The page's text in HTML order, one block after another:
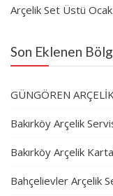
Arçelik Set Üstü
Son Eklenen
GÜNGÖREN
Bakırköy Arçelik
Bakırköy Arçelik
Bahçelievler Arçelik